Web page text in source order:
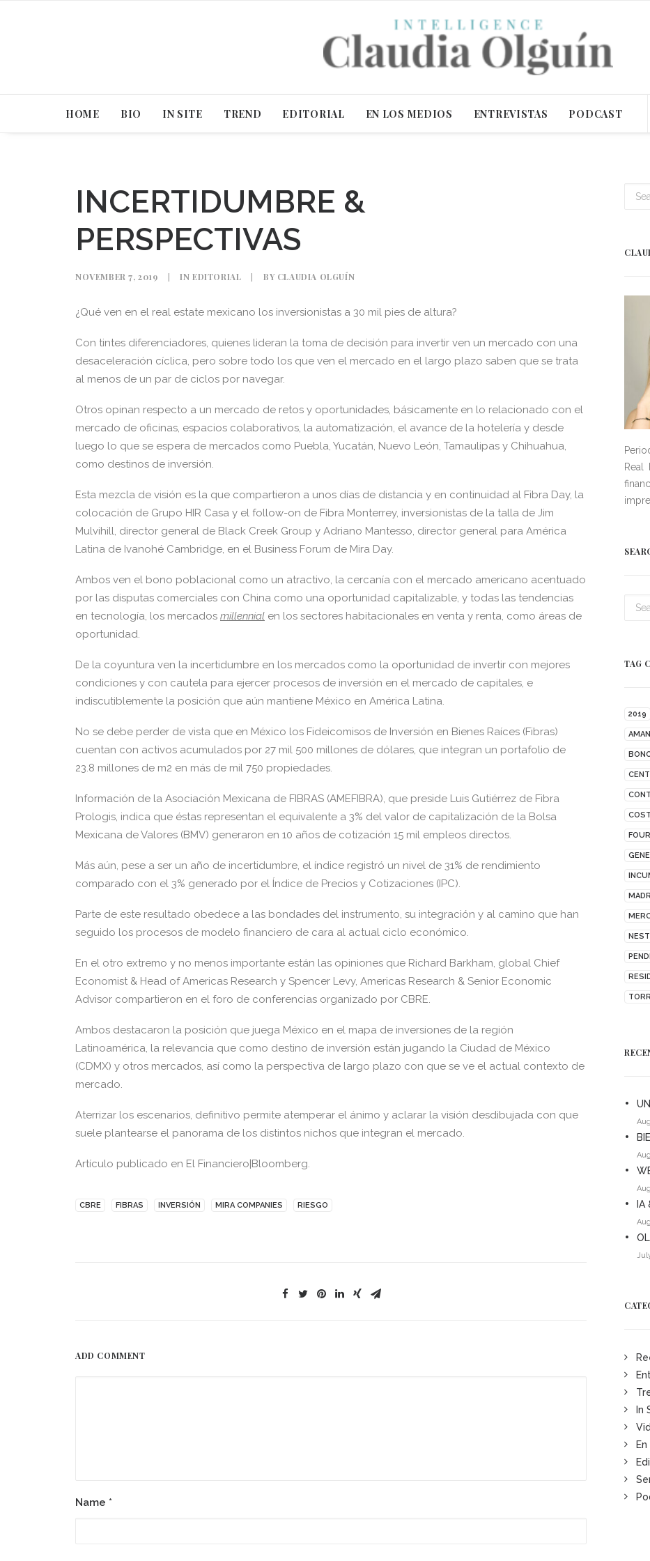
HOME BIO IN SITE TREND EDITORIAL EN LOS MEDIOS ENTREVISTAS PODCAST
INCERTIDUMBRE &
PERSPECTIVAS
NOVEMBER 7, 2019 | INEDITORIAL | BY CLAUDIA OLGUÍN
¿Qué ven en el real estate mexicano los inversionistas a 30 mil pies de altura?
Con tintes diferenciadores, quienes lideran la toma de decisión para invertir ven un mercado con una
desaceleración cíclica, pero sobre todo los que ven el mercado en el largo plazo saben que se trata
al menos de un par de ciclos por navegar.
Otros opinan respecto a un mercado de retos y oportunidades, básicamente en lo relacionado con el
mercado de oficinas, espacios colaborativos, la automatización, el avance de la hotelería y desde
luego lo que se espera de mercados como Puebla, Yucatán, Nuevo León, Tamaulipas y Chihuahua,
como destinos de inversión.
Esta mezcla de visión es la que compartieron a unos días de distancia y en continuidad al Fibra Day, la
colocación de Grupo HIR Casa y el follow-on de Fibra Monterrey, inversionistas de la talla de Jim
Mulvihill, director general de Black Creek Group y Adriano Mantesso, director general para América
Latina de Ivanohé Cambridge, en el Business Forum de Mira Day.
Ambos ven el bono poblacional como un atractivo, la cercanía con el mercado americano acentuado
por las disputas comerciales con China como una oportunidad capitalizable, y todas las tendencias
en tecnología, los mercados millennial en los sectores habitacionales en venta y renta, como áreas de
oportunidad.
De la coyuntura ven la incertidumbre en los mercados como la oportunidad de invertir con mejores
condiciones y con cautela para ejercer procesos de inversión en el mercado de capitales, e
indiscutiblemente la posición que aún mantiene México en América Latina.
No se debe perder de vista que en México los Fideicomisos de Inversión en Bienes Raíces (Fibras)
cuentan con activos acumulados por 27 mil 500 millones de dólares, que integran un portafolio de
23.8 millones de m2 en más de mil 750 propiedades.
Información de la Asociación Mexicana de FIBRAS (AMEFIBRA), que preside Luis Gutiérrez de Fibra
Prologis, indica que éstas representan el equivalente a 3% del valor de capitalización de la Bolsa
Mexicana de Valores (BMV) generaron en 10 años de cotización 15 mil empleos directos.
Más aún, pese a ser un año de incertidumbre, el índice registró un nivel de 31% de rendimiento
comparado con el 3% generado por el Índice de Precios y Cotizaciones (IPC).
Parte de este resultado obedece a las bondades del instrumento, su integración y al camino que han
seguido los procesos de modelo financiero de cara al actual ciclo económico.
En el otro extremo y no menos importante están las opiniones que Richard Barkham, global Chief
Economist & Head of Americas Research y Spencer Levy, Americas Research & Senior Economic
Advisor compartieron en el foro de conferencias organizado por CBRE.
Ambos destacaron la posición que juega México en el mapa de inversiones de la región
Latinoamérica, la relevancia que como destino de inversión están jugando la Ciudad de México
(CDMX) y otros mercados, así como la perspectiva de largo plazo con que se ve el actual contexto de
mercado.
Aterrizar los escenarios, definitivo permite atemperar el ánimo y aclarar la visión desdibujada con que
suele plantearse el panorama de los distintos nichos que integran el mercado.
Artículo publicado en El Financiero|Bloomberg.
CBRE FIBRAS INVERSIÓN MIRA COMPANIES RIESGO
ADD COMMENT
Name *
Real
TAG
2019
NEST
IA
In